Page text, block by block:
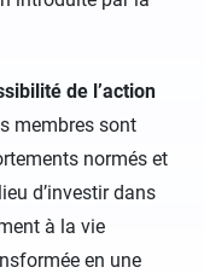
de l’action
membres sont
normés et
d’investir dans
à la vie
en une